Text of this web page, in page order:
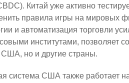
Китай уже активно
правила игры на мировых
и автоматизация торговли
институтами, позволяет
США, но и другие страны.
система США также работает